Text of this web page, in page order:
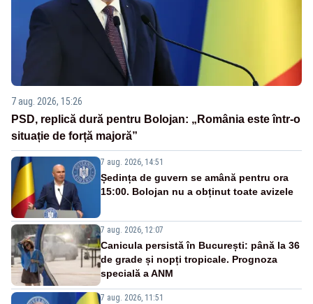
7 aug. 2026, 15:26
PSD, replică dură pentru Bolojan: „România este într-o
situație de forță majoră”
7 aug. 2026, 14:51
Ședința de guvern se amână pentru ora
15:00. Bolojan nu a obținut toate avizele
7 aug. 2026, 12:07
Canicula persistă în București: până la 36
de grade și nopți tropicale. Prognoza
specială a ANM
7 aug. 2026, 11:51